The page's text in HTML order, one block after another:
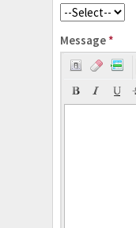
Message *